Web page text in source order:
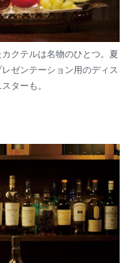
クテルは名物のひとつ。夏
ゼンテーション用のディス
ターも。